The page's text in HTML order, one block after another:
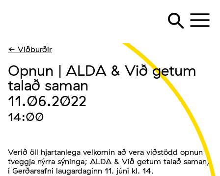
← Viðburðir
Opnun | ALDA & Við getum
talað saman
11.06.2022
14:00
Verið öll hjartanlega velkomin að vera viðstödd opnun
tveggja nýrra sýninga; ALDA & Við getum talað saman,
í Gerðarsafni laugardaginn 11. júní kl. 14.